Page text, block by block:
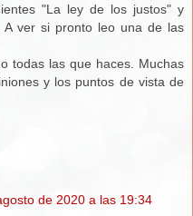
"La ley de los justos" y
A ver si pronto leo una de las
todas las que haces. Muchas
y los puntos de vista de
de 2020 a las 19:34